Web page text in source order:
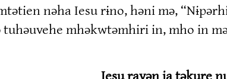
nəha Iesu rɨno, həni mə,
mhəkwtəmhiri in, mho in
Iesu ravən ia təkure